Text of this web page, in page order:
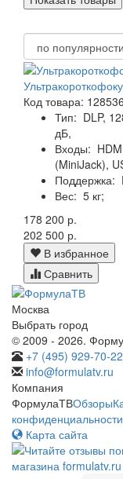
Код товара: 128536
Тип: DLP,
дБ,
Входы:
(MiniJack),
Поддержка:
Вес: 5 кг;
178 200 р.
202 500 р.
В избранное
Сравнить
Москва
Выбрать город
© 2009 - 2026.
+7 (495) 929-70-22
info@formulatv.ru
Компания
ФормулаТВОбзоры
конфиденциальности
Карта сайта